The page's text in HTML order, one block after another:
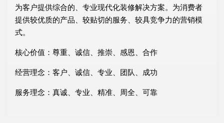
为客户提供综合的、专业现代化装修解决方案。为消费者
提供较优质的产品、较贴切的服务、较具竞争力的营销模
式。
核心价值：尊重、诚信、推崇、感恩、合作
经营理念：客户、诚信、专业、团队、成功
服务理念：真诚、专业、精准、周全、可靠